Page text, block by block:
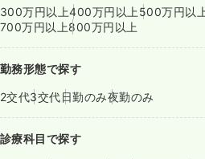
300万円以上400万円以上 500万円以
700万円以上800万円以上
勤務形態で探す
2交代3交代日勤のみ夜勤のみ
診療科目で探す